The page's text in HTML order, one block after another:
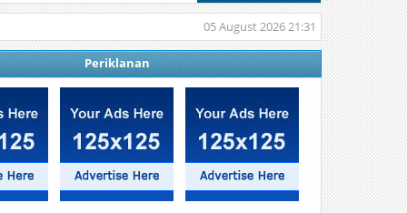
05 August 2026 21:31
Periklanan